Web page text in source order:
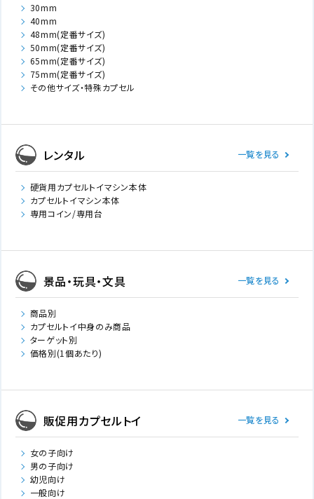
30mm
40mm
48mm(定番サイズ)
50mm(定番サイズ)
65mm(定番サイズ)
75mm(定番サイズ)
その他サイズ・特殊カプセル
レンタル 一覧を見る
硬貨用カプセルトイマシン本体
カプセルトイマシン本体
専用コイン/専用台
景品・玩具・文具 一覧を見る
商品別
カプセルトイ中身のみ商品
ターゲット別
価格別(1個あたり)
販促用カプセルトイ 一覧を見る
女の子向け
男の子向け
幼児向け
一般向け